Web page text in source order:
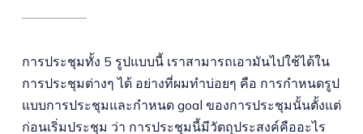
การประชุมทั้ง 5 รูปแบบนี้ เราสามารถเอามันไปใช้ได้ใน
การประชุมต่างๆ ได้ อย่างที่ผมทำบ่อยๆ คือ การกำหนดรูป
แบบการประชุมและกำหนด goal ของการประชุมนั้นตั้งแต่
ก่อนเริ่มประชุม ว่า การประชุมนี้มีวัตถุประสงค์คืออะไร